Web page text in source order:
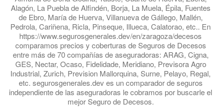
Alagón, La Puebla de Alfindén, Borja, La Muela, Épila, Fuentes
de Ebro, María de Huerva, Villanueva de Gállego, Mallén,
Pedrola, Cariñena, Ricla, Pinseque, Illueca, Calatorao, etc.. En
https://www.segurosgenerales.dev/en/zaragoza/decesos
comparamos precios y coberturas de Seguros de Decesos
entre más de 70 compañías de aseguradoras: ARAG, Cigna,
GES, Nectar, Ocaso, Fidelidade, Meridiano, Previsora Agro
Industrial, Zurich, Prevision Mallorquina, Surne, Pelayo, Regal,
etc. segurosgenerales.dev es un comparador de seguros
independiente de las aseguradoras le cobramos por buscarle el
mejor Seguro de Decesos.